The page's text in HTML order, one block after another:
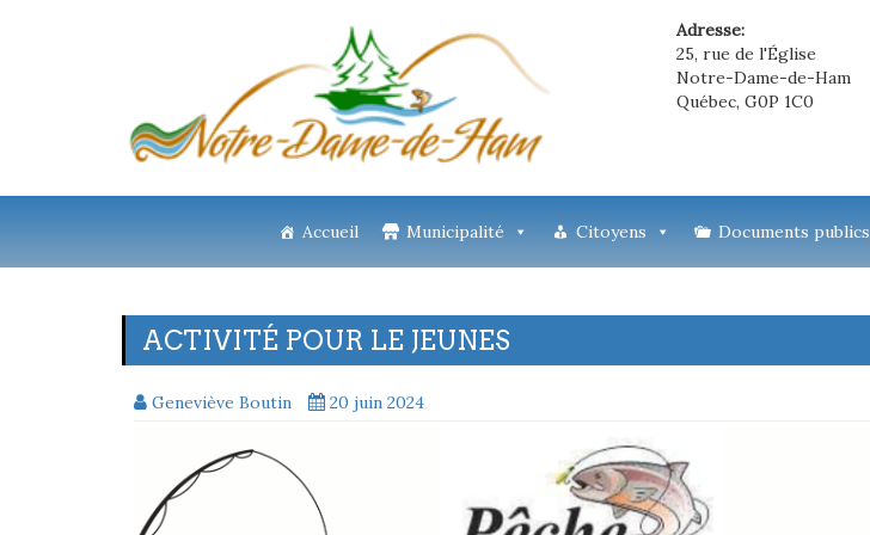
Adresse:
25, rue de l'Église
Notre-Dame-de-Ham
Québec, G0P 1C0
Accueil Municipalité Citoyens Documents publics
ACTIVITÉ POUR LE JEUNES
Geneviève Boutin 20 juin 2024